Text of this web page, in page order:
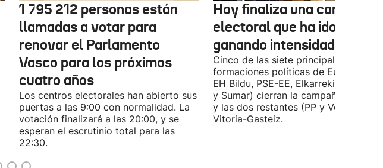
1 795 212 personas están
llamadas a votar para
renovar el Parlamento
Vasco para los próximos
cuatro años
Los centros electorales han abierto sus
puertas a las 9:00 con normalidad. La
votación finalizará a las 20:00, y se
esperan el escrutinio total para las
22:30.
Hoy finaliza una campaña
electoral que ha ido
ganando intensidad
Cinco de las siete principales
formaciones políticas de Euskadi
EH Bildu, PSE-EE, Elkarrekin
y Sumar) cierran la campaña en
y las dos restantes (PP y Vox) en
Vitoria-Gasteiz.